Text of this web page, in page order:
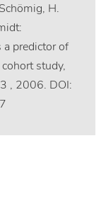
H.
a predictor of
study,
, 2006. DOI: